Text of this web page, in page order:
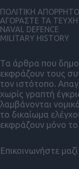
Τα άρθρα που
εκφράζουν τους
τον ιστότοπο.
χωρίς γραπτή
λαμβάνονται
το δικαίωμα
εκφράζουν μόνο
Επικοινωνήστε
ΠΟΛΙΤΙΚΗ
ΑΓΟΡΑΣΤΕ ΤΑ
NAVAL DEFENCE
MILITARY HISTORY